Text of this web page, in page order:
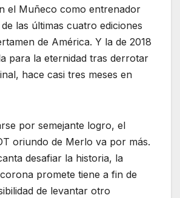
el Muñeco como entrenador
las últimas cuatro ediciones
de América. Y la de 2018
para la eternidad tras derrotar
hace casi tres meses en
por semejante logro, el
oriundo de Merlo va por más.
desafiar la historia, la
promete tiene a fin de
de levantar otro